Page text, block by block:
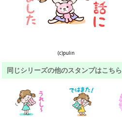
(c)pulin
同じシリーズの他のスタンプはこちら